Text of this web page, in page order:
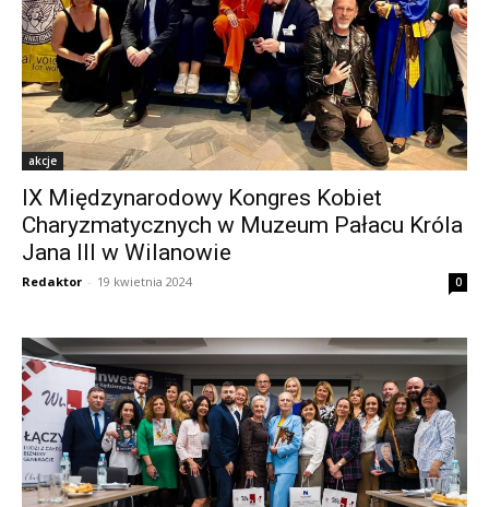
akcje
IX Międzynarodowy Kongres Kobiet
Charyzmatycznych w Muzeum Pałacu Króla
Jana III w Wilanowie
Redaktor - 19 kwietnia 2024 0